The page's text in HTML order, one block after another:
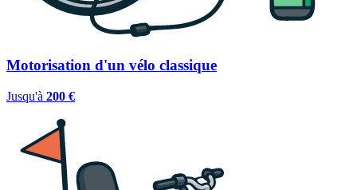
Motorisation d'un vélo classique
Jusqu'à 200 €